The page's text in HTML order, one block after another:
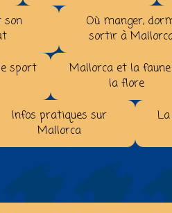
son
Où manger,
sortir à
sport
Mallorca et la
la flore
Infos pratiques sur
Mallorca